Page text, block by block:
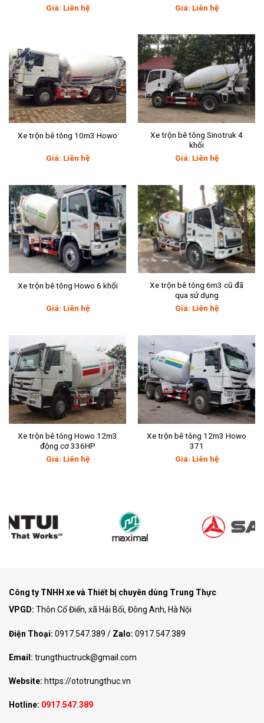
Giá: Liên hệ
Giá: Liên hệ
Xe trộn bê tông 10m3 Howo
Giá: Liên hệ
Xe trộn bê tông Sinotruk 4
khối
Giá: Liên hệ
Xe trộn bê tông Howo 6 khối
Giá: Liên hệ
Xe trộn bê tông 6m3 cũ đã
qua sử dụng
Giá: Liên hệ
Xe trộn bê tông Howo 12m3
động cơ 336HP
Giá: Liên hệ
Xe trộn bê tông 12m3 Howo
371
Giá: Liên hệ
Công ty TNHH xe và Thiết bị chuyên dùng Trung Thực
VPGD: Thôn Cổ Điển, xã Hải Bối, Đông Anh, Hà Nội
Điện Thoại: 0917.547.389 / Zalo: 0917.547.389
Email: trungthuctruck@gmail.com
Website: https://ototrungthuc.vn
Hotline: 0917.547.389